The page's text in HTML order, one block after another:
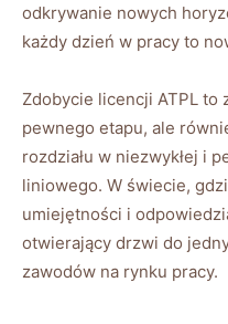
odkrywanie nowych
każdy dzień w pracy to
Zdobycie licencji ATPL to
pewnego etapu, ale
rozdziału w niezwykłej i
liniowego. W świecie,
umiejętności i
otwierający drzwi do
zawodów na rynku pracy.